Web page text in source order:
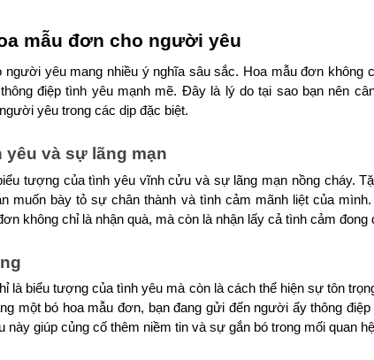
mẫu đơn cho người yêu
người yêu mang nhiều ý nghĩa sâu sắc. Hoa mẫu đơn không
điệp tình yêu mạnh mẽ. Đây là lý do tại sao bạn nên
yêu trong các dịp đặc biệt.
và sự lãng mạn
tượng của tình yêu vĩnh cửu và sự lãng mạn nồng cháy.
muốn bày tỏ sự chân thành và tình cảm mãnh liệt của
không chỉ là nhận quà, mà còn là nhận lấy cả tình cảm
là biểu tượng của tình yêu mà còn là cách thể hiện sự tôn
một bó hoa mẫu đơn, bạn đang gửi đến người ấy thông
này giúp củng cố thêm niềm tin và sự gắn bó trong mối quan